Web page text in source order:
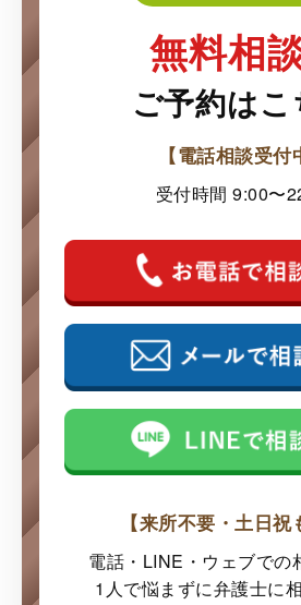
無料相
ご予約はこ
【電話相談受付
受付時間 9:00〜
【来所不要・土日祝
電話・LINE・ウェブでの
1人で悩まずに弁護士に